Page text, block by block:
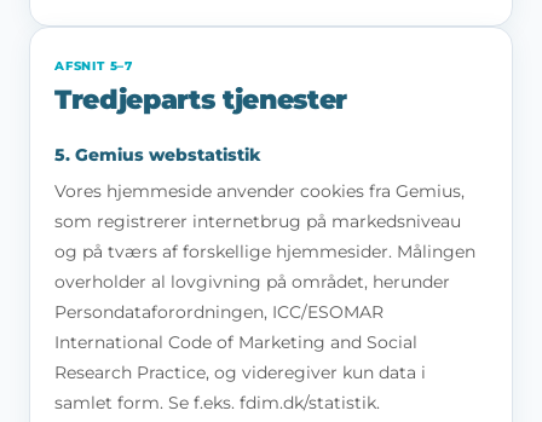
AFSNIT 5–7
Tredjeparts tjenester
5. Gemius webstatistik
Vores hjemmeside anvender cookies fra Gemius,
som registrerer internetbrug på markedsniveau
og på tværs af forskellige hjemmesider. Målingen
overholder al lovgivning på området, herunder
Persondataforordningen, ICC/ESOMAR
International Code of Marketing and Social
Research Practice, og videregiver kun data i
samlet form. Se f.eks. fdim.dk/statistik.